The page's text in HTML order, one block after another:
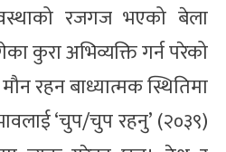
रजगज भएको बेला
कुरा अभिव्यक्ति गर्न परेको
रहन बाध्यात्मक स्थितिमा
‘चुप/चुप रहनु’ (२०३९)